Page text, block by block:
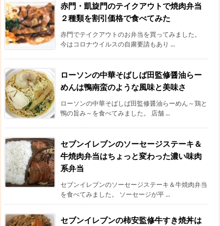
赤門・凱旋門のテイクアウトで焼肉弁当
２種類を割引価格で食べてみた
赤門でテイクアウトのお弁当を買ってみました。
今はコロナウイルスの自粛要請もあり ...
ローソンの中華そばしば田監修醤油らー
めんは鴨南蛮のような風味と美味さ
ローソンの中華そばしば田監修醤油らーめん～鶏と
鴨の旨み～を食べてみました。 店舗 ...
セブンイレブンのソーセージステーキ＆
牛焼肉弁当はちょっと変わった濃い味肉
系弁当
セブンイレブンのソーセージステーキ＆牛焼肉弁当
を食べてみました。 ソーセージが平 ...
セブンイレブンの柿安監修牛すき焼丼は